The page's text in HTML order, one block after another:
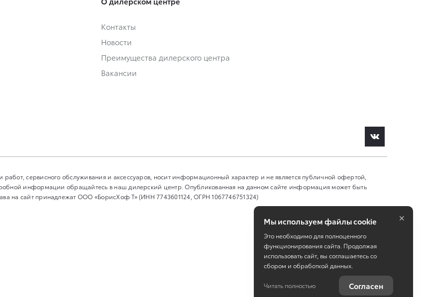
Контакты
Новости
Преимущества дилерского центра
Вакансии
сервисного обслуживания и аксессуаров, носит информационный характер и не является публичной офертой,
информации обращайтесь в наш дилерский центр. Опубликованная на данном сайте информация может быть
на сайт принадлежат ООО «БорисХоф Т» (ИНН 7743601124, ОГРН 1067746751324)
Работает на технологиях
Мы используем файлы cookie
Это необходимо для полноценного
функционирования сайта. Продолжая
использовать сайт, вы соглашаетесь со
сбором и обработкой данных.
Читать полностью Согласен
×